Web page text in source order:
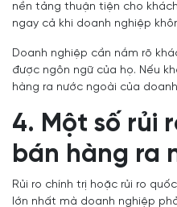
nền tảng thuận tiện cho
ngay cả khi doanh nghiệp
Doanh nghiệp cần nắm rõ
được ngôn ngữ của họ. Nếu
hàng ra nước ngoài của
4. Một số rủi
bán hàng ra
Rủi ro chính trị hoặc rủi ro
lớn nhất mà doanh nghiệp